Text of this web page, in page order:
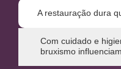
A restauração dura
Com cuidado e
bruxismo